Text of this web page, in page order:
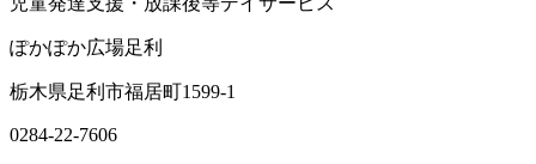
ぽかぽか広場足利
栃木県足利市福居町1599-1
0284-22-7606